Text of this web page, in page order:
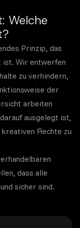
Welche
Prinzip, das
ist. Wir entwerfen
zu verhindern,
der
arbeiten
ausgelegt ist,
Rechte zu
dass alle
sicher sind.